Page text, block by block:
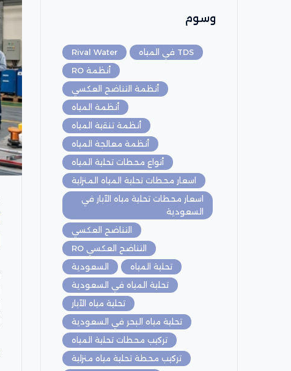
وسوم
Rival Water
TDS في المياه
أنظمة RO
أنظمة التناضح العكسي
أنظمة المياه
أنظمة تنقية المياه
أنظمة معالجة المياه
أنواع محطات تحلية المياه
اسعار محطات تحلية المياه المنزلية
اسعار محطات تحلية مياه الآبار في
السعودية
التناضح العكسي
التناضح العكسي RO
السعودية
تحلية المياه
تحلية المياه في السعودية
تحلية مياه الآبار
تحلية مياه البحر في السعودية
تركيب محطات تحلية المياه
تركيب محطة تحلية مياه منزلية